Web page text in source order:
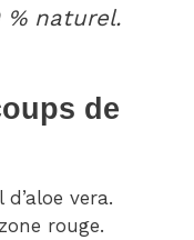
% naturel.
de
vera.
rouge.